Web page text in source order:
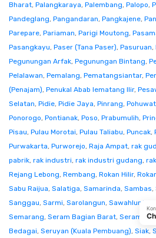
Bharat, Palangkaraya, Palembang, Palopo,
Pandeglang, Pangandaran, Pangkajene,
Parepare, Pariaman, Parigi Moutong,
Pasangkayu, Paser (Tana Paser), Pasuruan,
Pegunungan Arfak, Pegunungan Bintang,
Pelalawan, Pemalang, Pematangsiantar,
(Penajam), Penukal Abab lematang Ilir,
Selatan, Pidie, Pidie Jaya, Pinrang,
Ponorogo, Pontianak, Poso, Prabumulih,
Pisau, Pulau Morotai, Pulau Taliabu, Puncak,
Purwakarta, Purworejo, Raja Ampat, rak
pabrik, rak industri, rak industri gudang,
Rejang Lebong, Rembang, Rokan Hilir,
Sabu Raijua, Salatiga, Samarinda, Sambas,
Sanggau, Sarmi, Sarolangun, Sawahlunto
Semarang, Seram Bagian Barat, Seram
Bedagai, Seruyan (Kuala Pembuang), Siak,